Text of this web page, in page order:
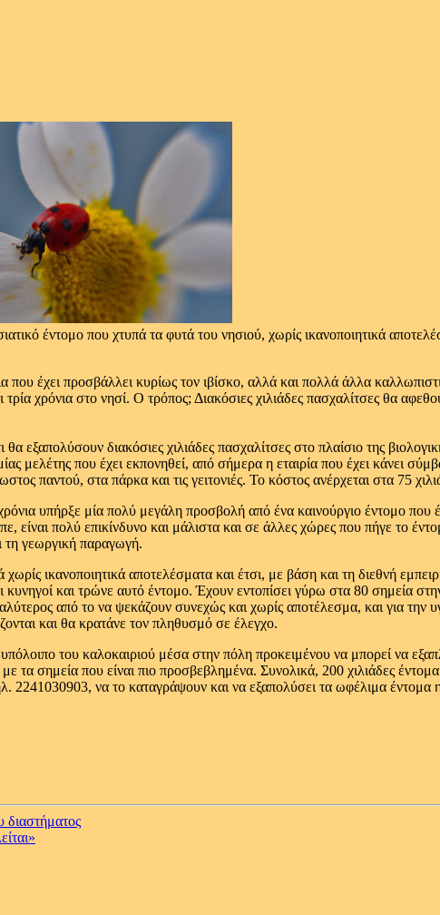
έντομο που χτυπά τα φυτά του νησιού, χωρίς ικανοποιητικά
έχει προσβάλλει κυρίως τον ιβίσκο, αλλά και πολλά άλλα
χρόνια στο νησί. Ο τρόπος; Διακόσιες χιλιάδες πασχαλίτσες θα
διακόσιες χιλιάδες πασχαλίτσες στο πλαίσιο της
μελέτης που έχει εκπονηθεί, από σήμερα η εταιρία που έχει κάνει
παντού, στα πάρκα και τις γειτονιές. Το κόστος ανέρχεται στα 75
υπήρξε μία πολύ μεγάλη προσβολή από ένα καινούργιο έντομο που
είναι πολύ επικίνδυνο και μάλιστα και σε άλλες χώρες που πήγε το
τη γεωργική παραγωγή.
ικανοποιητικά αποτελέσματα και έτσι, με βάση και τη διεθνή
και τρώνε αυτό έντομο. Έχουν εντοπίσει γύρω στα 80 σημεία
από το να ψεκάζουν συνεχώς και χωρίς αποτέλεσμα, και για την
και θα κρατάνε τον πληθυσμό σε έλεγχο.
του καλοκαιριού μέσα στην πόλη προκειμένου να μπορεί να
με τα σημεία που είναι πιο προσβεβλημένα. Συνολικά, 200 χιλιάδες
2241030903, να το καταγράψουν και να εξαπολύσει τα ωφέλιμα έντομα
διαστήματος